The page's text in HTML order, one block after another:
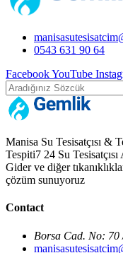
0543 631 90 64
FacebookYouTube
Manisa Su Tesisatçısı &
Tespiti7 24 Su
Gider ve diğer
çözüm sunuyoruz
Contact
Borsa Cad. No: 70